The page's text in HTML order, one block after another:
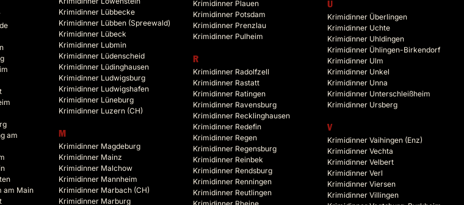
am
am Main
Krimidinner Lübbecke
Krimidinner Lübben (Spreewald)
Krimidinner Lübeck
Krimidinner Lubmin
Krimidinner Lüdenscheid
Krimidinner Lüdinghausen
Krimidinner Ludwigsburg
Krimidinner Ludwigshafen
Krimidinner Lüneburg
Krimidinner Luzern (CH)
M
Krimidinner Magdeburg
Krimidinner Mainz
Krimidinner Malchow
Krimidinner Mannheim
Krimidinner Marbach (CH)
Krimidinner Marburg
Krimidinner Plauen
Krimidinner Potsdam
Krimidinner Prenzlau
Krimidinner Pulheim
R
Krimidinner Radolfzell
Krimidinner Rastatt
Krimidinner Ratingen
Krimidinner Ravensburg
Krimidinner Recklinghausen
Krimidinner Redefin
Krimidinner Regen
Krimidinner Regensburg
Krimidinner Reinbek
Krimidinner Rendsburg
Krimidinner Renningen
Krimidinner Reutlingen
U
Krimidinner Überlingen
Krimidinner Uchte
Krimidinner Uhldingen
Krimidinner Ühlingen-Birkendorf
Krimidinner Ulm
Krimidinner Unkel
Krimidinner Unna
Krimidinner Unterschleißheim
Krimidinner Ursberg
V
Krimidinner Vaihingen (Enz)
Krimidinner Vechta
Krimidinner Velbert
Krimidinner Verl
Krimidinner Viersen
Krimidinner Villingen